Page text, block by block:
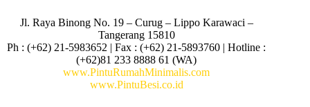
Jl. Raya Binong No. 19 – Curug – Lippo Karawaci –
Tangerang 15810
Ph : (+62) 21-5983652 | Fax : (+62) 21-5893760 | Hotline :
(+62)81 233 8888 61 (WA)
www.PintuRumahMinimalis.com
www.PintuBesi.co.id